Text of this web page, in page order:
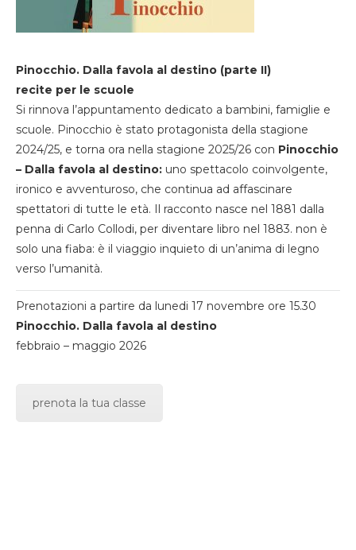
Pinocchio. Dalla favola al destino (parte II)
recite per le scuole
Si rinnova l’appuntamento dedicato a bambini, famiglie e
scuole. Pinocchio è stato protagonista della stagione
2024/25, e torna ora nella stagione 2025/26 con Pinocchio
– Dalla favola al destino: uno spettacolo coinvolgente,
ironico e avventuroso, che continua ad affascinare
spettatori di tutte le età. Il racconto nasce nel 1881 dalla
penna di Carlo Collodi, per diventare libro nel 1883. non è
solo una fiaba: è il viaggio inquieto di un’anima di legno
verso l’umanità.
Prenotazioni a partire da lunedi 17 novembre ore 15.30
Pinocchio. Dalla favola al destino
febbraio – maggio 2026
prenota la tua classe